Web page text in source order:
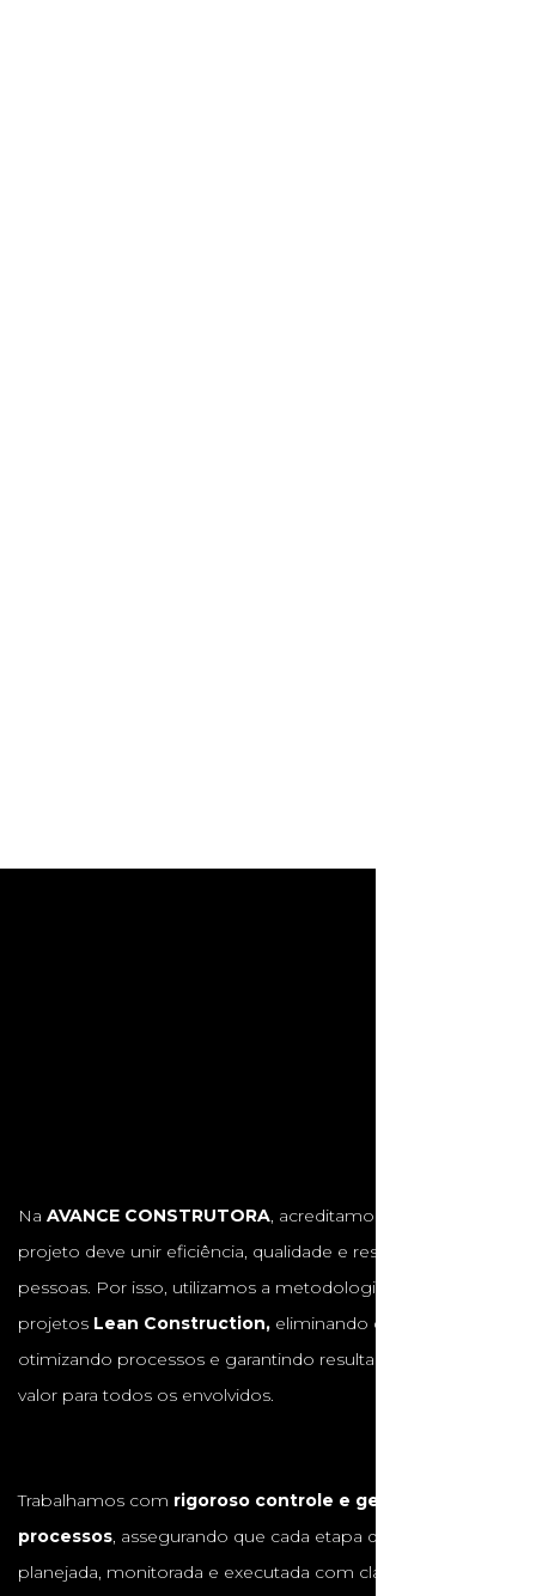
Na AVANCE CONSTRUTORA, acreditamos que cada
projeto deve unir eficiência, qualidade e respeito às
pessoas. Por isso, utilizamos a metodologia de gestão de
projetos Lean Construction, eliminando desperdícios,
otimizando processos e garantindo resultados com maior
valor para todos os envolvidos.
Trabalhamos com rigoroso controle e gestão de
processos, assegurando que cada etapa da obra seja
planejada, monitorada e executada com clareza e